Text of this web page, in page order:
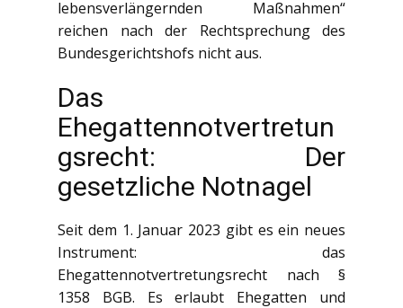
lebensverlängernden Maßnahmen“
reichen nach der Rechtsprechung des
Bundesgerichtshofs nicht aus.
Das
Ehegattennotvertretun
gsrecht: Der
gesetzliche Notnagel
Seit dem 1. Januar 2023 gibt es ein neues
Instrument: das
Ehegattennotvertretungsrecht nach §
1358 BGB. Es erlaubt Ehegatten und